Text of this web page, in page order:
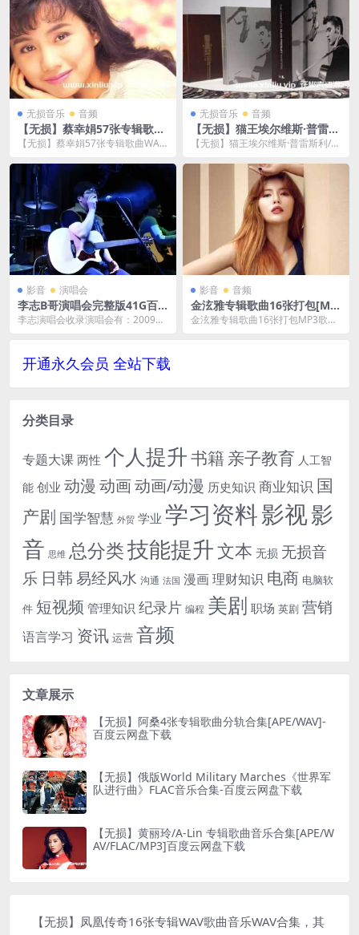
无损音乐 音频
【无损】蔡幸娟57张专辑歌曲
WAV音乐合集-百度云网盘下
【无损】蔡幸娟57张专辑歌曲WAV
2012年...
无损音乐 音频
【无损】猫王埃尔维斯·普雷斯
利/Elvis Aron Presley 音乐
下载
【无损】猫王埃尔维斯·普雷斯利/El
影音 演唱会
李志B哥演唱会完整版41G百
度网盘下载MP4视频合集打包
李志演唱会收录演唱会有：2009年
影音 音频
金泫雅专辑歌曲16张打包[MP
3/426.44MB]百度云网盘下载
金泫雅专辑歌曲16张打包MP3歌曲
开通永久会员 全站下载
分类目录
专题大课 两性 个人提升书籍 亲子教育 人工智
能 创业 动漫 动画动画/动漫 历史知识 商业知识 国
产剧 国学智慧 外贸 学业 学习资料影视影
音 思维 总分类技能提升文本 无损 无损音
乐 日韩易经风水 沟通 法国 漫画理财知识 电商 电脑软
件 短视频 管理知识 纪录片 编程 美剧 职场 英剧 营销
语言学习 资讯 运营 音频
文章展示
【无损】阿桑4张专辑歌曲分轨合集[APE/WAV]-
百度云网盘下载
【无损】俄版World Military Marches《世界军
队进行曲》FLAC音乐合集-百度云网盘下载
【无损】黄丽玲/A-Lin 专辑歌曲音乐合集[APE/W
AV/FLAC/MP3]百度云网盘下载
【无损】凤凰传奇16张专辑WAV歌曲音乐WAV合集，其